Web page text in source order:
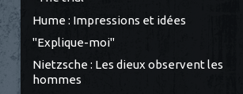
Hume : Impressions et idées
"Explique-moi"
Nietzsche : Les dieux observent les
hommes